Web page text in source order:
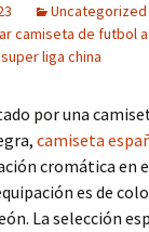
Uncategorized
camiseta de futbol
liga china
por una
camiseta
cromática en
es de
La selección